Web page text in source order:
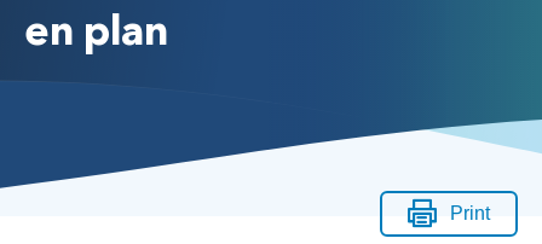
en plan
Print